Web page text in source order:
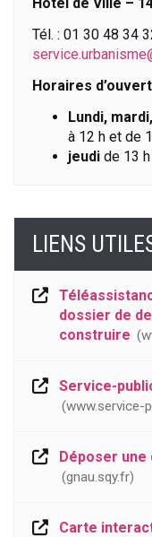
Tél. : 01 30 48 34
Horaires
Lundi,
à 12 h et de
jeudi de 13
LIENS
dossier de
construire
Service-
www.service-
Déposer une
gnau.sqy.fr
Carte